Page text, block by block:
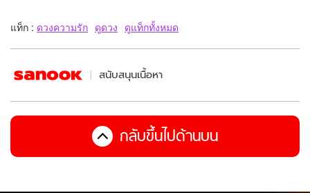
แท็ก : ดวงความรัก ดูดวง ดูแท็กทั้งหมด
สนับสนุนเนื้อหา
กลับขึ้นไปด้านบน